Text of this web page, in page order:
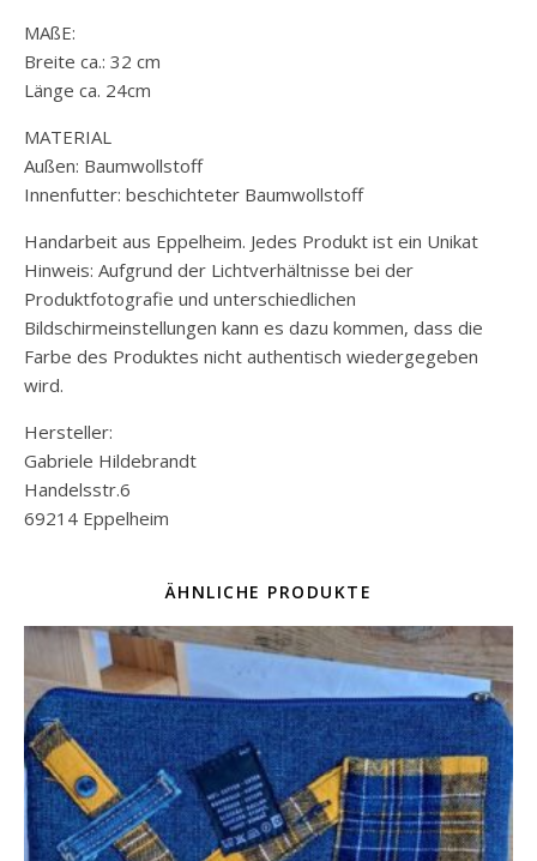
MAßE:
Breite ca.: 32 cm
Länge ca. 24cm
MATERIAL
Außen: Baumwollstoff
Innenfutter: beschichteter Baumwollstoff
Handarbeit aus Eppelheim. Jedes Produkt ist ein Unikat
Hinweis: Aufgrund der Lichtverhältnisse bei der
Produktfotografie und unterschiedlichen
Bildschirmeinstellungen kann es dazu kommen, dass die
Farbe des Produktes nicht authentisch wiedergegeben
wird.
Hersteller:
Gabriele Hildebrandt
Handelsstr.6
69214 Eppelheim
ÄHNLICHE PRODUKTE